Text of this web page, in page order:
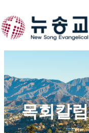
to
content
목회칼럼